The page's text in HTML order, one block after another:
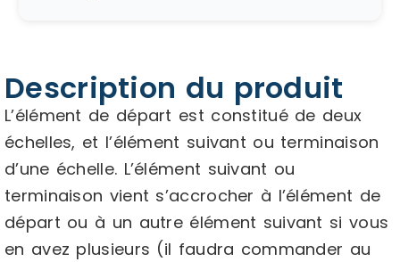
Description du produit
L’élément de départ est constitué de deux
échelles, et l’élément suivant ou terminaison
d’une échelle. L’élément suivant ou
terminaison vient s’accrocher à l’élément de
départ ou à un autre élément suivant si vous
en avez plusieurs (il faudra commander au